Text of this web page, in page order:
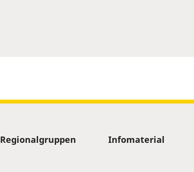
Regionalgruppen Infomaterial